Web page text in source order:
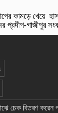
কামড়ে খেয়ে
প্রদীপ-গাজীপুর
চেক বিতরণ করেন